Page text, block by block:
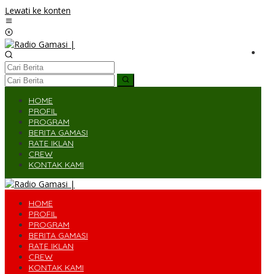
Lewati ke konten
HOME
PROFIL
PROGRAM
BERITA GAMASI
RATE IKLAN
CREW
KONTAK KAMI
HOME
PROFIL
PROGRAM
BERITA GAMASI
RATE IKLAN
CREW
KONTAK KAMI